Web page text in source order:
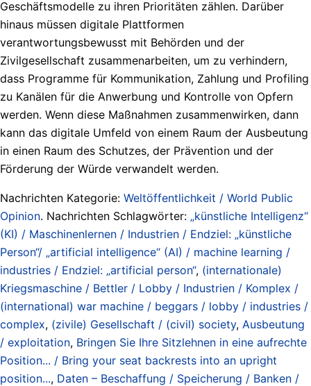
Geschäftsmodelle zu ihren Prioritäten zählen. Darüber
hinaus müssen digitale Plattformen
verantwortungsbewusst mit Behörden und der
Zivilgesellschaft zusammenarbeiten, um zu verhindern,
dass Programme für Kommunikation, Zahlung und Profiling
zu Kanälen für die Anwerbung und Kontrolle von Opfern
werden. Wenn diese Maßnahmen zusammenwirken, dann
kann das digitale Umfeld von einem Raum der Ausbeutung
in einen Raum des Schutzes, der Prävention und der
Förderung der Würde verwandelt werden.
Nachrichten Kategorie: Weltöffentlichkeit / World Public
Opinion. Nachrichten Schlagwörter: „künstliche Intelligenz“
(KI) / Maschinenlernen / Industrien / Endziel: „künstliche
Person“/ „artificial intelligence“ (AI) / machine learning /
industries / Endziel: „artificial person“, (internationale)
Kriegsmaschine / Bettler / Lobby / Industrien / Komplex /
(international) war machine / beggars / lobby / industries /
complex, (zivile) Gesellschaft / (civil) society, Ausbeutung
/ exploitation, Bringen Sie Ihre Sitzlehnen in eine aufrechte
Position... / Bring your seat backrests into an upright
position..., Daten – Beschaffung / Speicherung / Banken /